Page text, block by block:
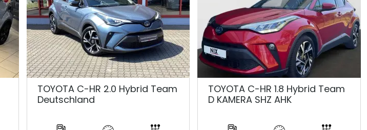
TOYOTA C-HR 2.0 Hybrid Team
Deutschland
TOYOTA C-HR 1.8 Hybrid Team
D KAMERA SHZ AHK